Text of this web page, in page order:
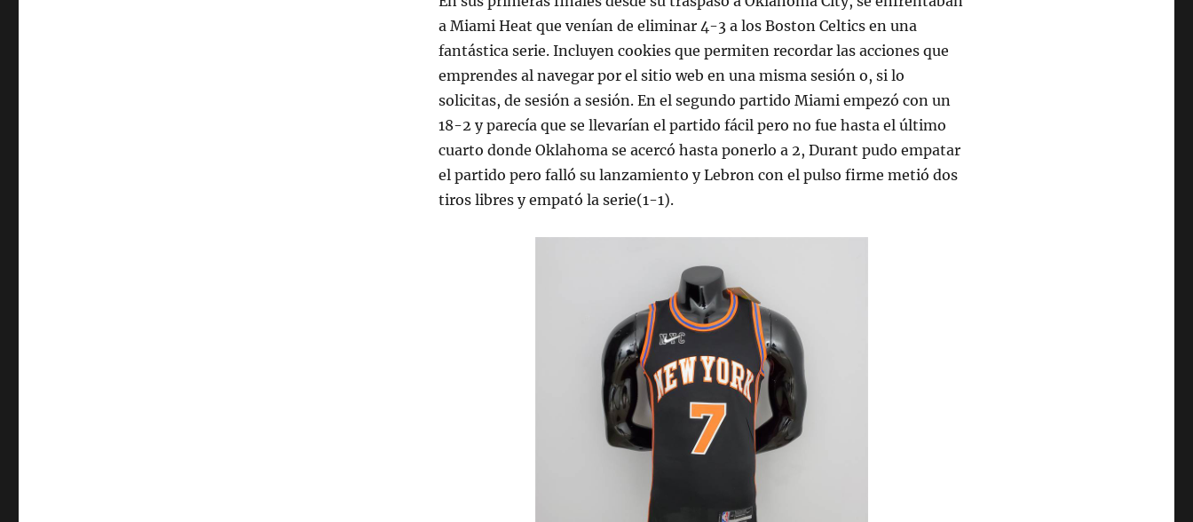
a Miami Heat que venían de eliminar 4-3 a los Boston Celtics en una
fantástica serie. Incluyen cookies que permiten recordar las acciones que
emprendes al navegar por el sitio web en una misma sesión o, si lo
solicitas, de sesión a sesión. En el segundo partido Miami empezó con un
18-2 y parecía que se llevarían el partido fácil pero no fue hasta el último
cuarto donde Oklahoma se acercó hasta ponerlo a 2, Durant pudo empatar
el partido pero falló su lanzamiento y Lebron con el pulso firme metió dos
tiros libres y empató la serie(1-1).